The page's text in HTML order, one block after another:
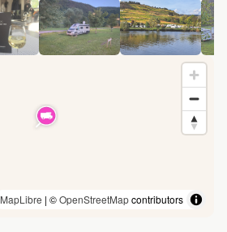
MapLibre | ©OpenStreetMapcontributors